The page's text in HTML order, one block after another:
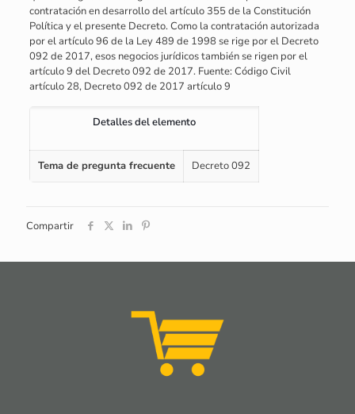
contratación en desarrollo del artículo 355 de la Constitución
Política y el presente Decreto. Como la contratación autorizada
por el artículo 96 de la Ley 489 de 1998 se rige por el Decreto
092 de 2017, esos negocios jurídicos también se rigen por el
artículo 9 del Decreto 092 de 2017. Fuente: Código Civil
artículo 28, Decreto 092 de 2017 artículo 9
Detalles del elemento
Tema de pregunta frecuente Decreto 092
Compartir